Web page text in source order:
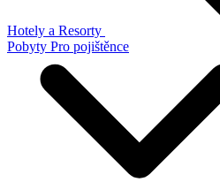
Hotely a Resorty
Pobyty Pro pojištěnce